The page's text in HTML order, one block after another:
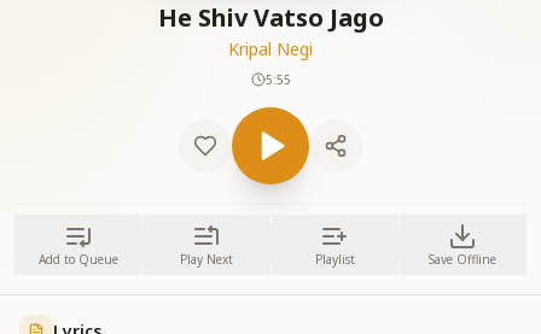
He Shiv Vatso Jago
Kripal Negi
5:55
Add to Queue Play Next Playlist Save Offline